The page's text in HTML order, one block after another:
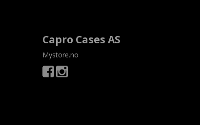
Capro Cases AS
Mystore.no